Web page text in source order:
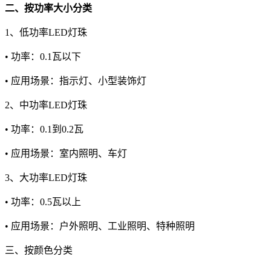
二、按功率大小分类
1、低功率LED灯珠
• 功率：0.1瓦以下
• 应用场景：指示灯、小型装饰灯
2、中功率LED灯珠
• 功率：0.1到0.2瓦
• 应用场景：室内照明、车灯
3、大功率LED灯珠
• 功率：0.5瓦以上
• 应用场景：户外照明、工业照明、特种照明
三、按颜色分类